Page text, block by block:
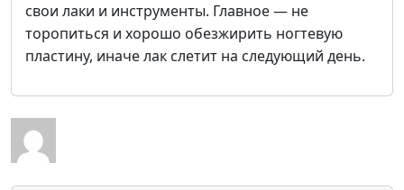
свои лаки и инструменты. Главное — не
торопиться и хорошо обезжирить ногтевую
пластину, иначе лак слетит на следующий день.